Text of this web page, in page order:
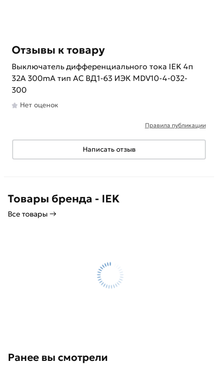
Отзывы к товару
Выключатель дифференциального тока IEK 4п
32A 300mA тип AC ВД1-63 ИЭК MDV10-4-032-
300
Нет оценок
Правила публикации
Написать отзыв
Товары бренда - IEK
Все товары →
Ранее вы смотрели